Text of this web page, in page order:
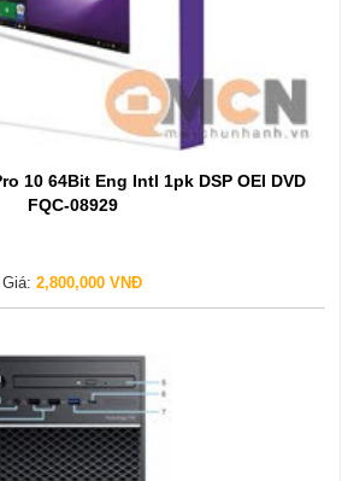
10 64Bit Eng Intl 1pk DSP OEI DVD
FQC-08929
Giá: 2,800,000 VNĐ